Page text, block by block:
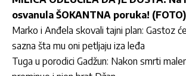
osvanula ŠOKANTNA poruka! (FOTO)
Marko i Anđela skovali tajni plan: Gastoz
sazna šta mu oni petljaju iza leđa
Tuga u porodici Gadžun: Nakon smrti